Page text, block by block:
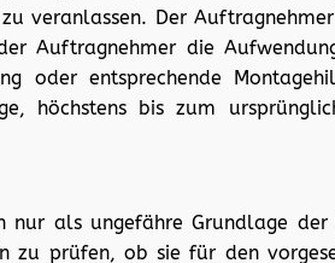
veranlassen. Der
Auftragnehmer die
entsprechende
höchstens bis zum
als ungefähre Grundlage
prüfen, ob sie für den